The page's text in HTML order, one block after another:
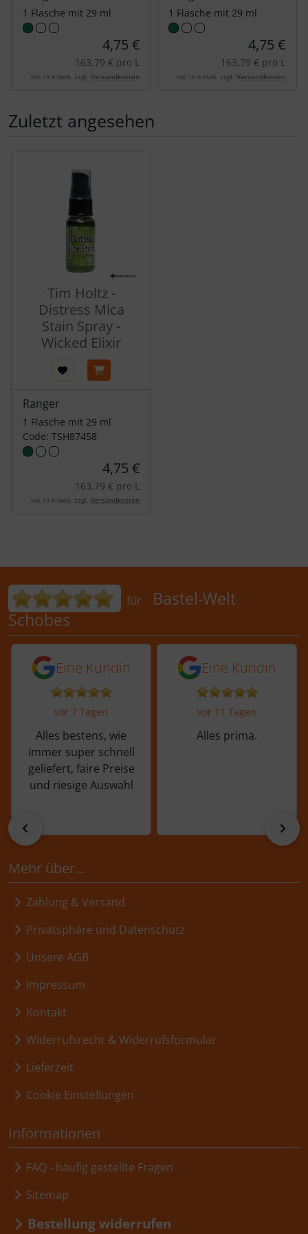
1 Flasche mit 29 ml
4,75 €
163,79 € pro L
inkl. 19 % MwSt. zzgl. Versandkosten
1 Flasche mit 29 ml
4,75 €
163,79 € pro L
inkl. 19 % MwSt. zzgl. Versandkosten
Zuletzt angesehen
Tim Holtz -
Distress Mica
Stain Spray -
Wicked Elixir
Ranger
1 Flasche mit 29 ml
Code: TSH87458
4,75 €
163,79 € pro L
inkl. 19 % MwSt. zzgl. Versandkosten
Bewertungen für Bastel-Welt
für
Bastel-Welt
Schobes
5 von 5 Sternen von einer Kundin vor
Eine Kundin
vor 7 Tagen
Alles bestens, wie
immer super schnell
geliefert, faire Preise
und riesige Auswahl
5 von 5 Sternen
Eine Kundin
vor 11 Tagen
Alles prima.
vor
Mehr über...
Zahlung & Versand
Privatsphäre und Datenschutz
Unsere AGB
Impressum
Kontakt
Widerrufsrecht & Widerrufsformular
Lieferzeit
Cookie Einstellungen
Informationen
FAQ - häufig gestellte Fragen
Sitemap
Bestellung widerrufen